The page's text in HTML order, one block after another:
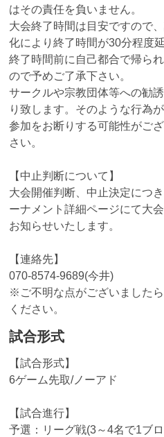
はその責任を負いません。
大会終了時間は目安ですので
化により終了時間が30分程度
終了時間前に自己都合で帰ら
ので予めご了承下さい。
サークルや宗教団体等への勧
り致します。そのような行為
参加をお断りする可能性がご
さい。
【中止判断について】
大会開催判断、中止決定につ
ーナメント詳細ページにて大
お知らせいたします。
【連絡先】
070-8574-9689(今井)
※ご不明な点がございました
ください。
試合形式
【試合形式】
6ゲーム先取/ノーアド
【試合進行】
予選：リーグ戦(3～4名で1ブ